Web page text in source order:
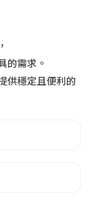
的需求。
供穩定且便利的